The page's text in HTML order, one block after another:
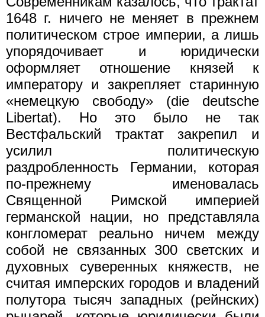
1648 г. ничего не меняет в прежнем
политическом строе империи, а лишь
упорядочивает и юридически
оформляет отношение князей к
императору и закрепляет старинную
«немецкую свободу» (die deutsche
Libertat). Но это было не так
Вестфальский трактат закрепил и
усилил политическую
раздробленность Германии, которая
по-прежнему именовалась
Священной Римской империей
германской нации, но представляла
конгломерат реально ничем между
собой не связанных 300 светских и
духовных суверенных княжеств, не
считая имперских городов и владений
полутора тысяч западных (рейнских)